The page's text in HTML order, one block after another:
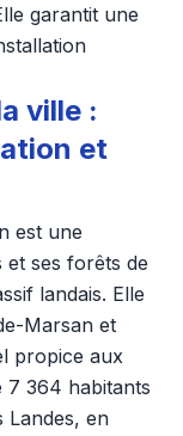
garantit une
ville :
et
est une
ses forêts de
landais. Elle
Marsan et
propice aux
7 364 habitants
Landes, en